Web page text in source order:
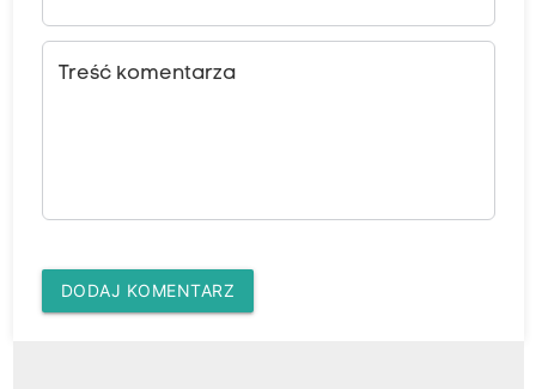
Treść komentarza
DODAJ KOMENTARZ